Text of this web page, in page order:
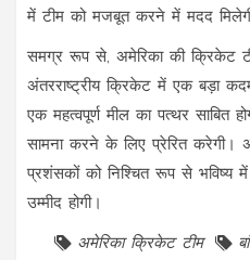
में टीम को मजबूत करने में मदद
समग्र रूप से, अमेरिका की क्रिकेट
अंतरराष्ट्रीय क्रिकेट में एक बड़ा
एक महत्वपूर्ण मील का पत्थर साबित
सामना करने के लिए प्रेरित करेगी।
प्रशंसकों को निश्चित रूप से भविष्य
उम्मीद होगी।
अमेरिका क्रिकेट टीम